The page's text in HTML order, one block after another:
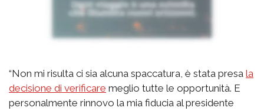
“Non mi risulta ci sia alcuna spaccatura, è stata presa la
decisione di verificare meglio tutte le opportunità. E
personalmente rinnovo la mia fiducia al presidente